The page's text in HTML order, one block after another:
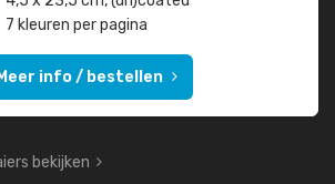
7 kleuren per pagina
Meer info / bestellen
bekijken